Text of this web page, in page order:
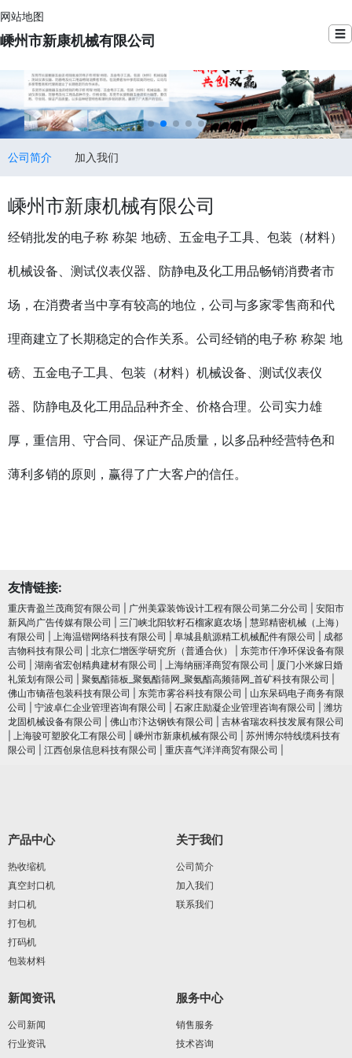
网站地图
嵊州市新康机械有限公司 ☰
公司简介 加入我们
嵊州市新康机械有限公司
经销批发的电子称 称架 地磅、五金电子工具、包装（材料）
机械设备、测试仪表仪器、防静电及化工用品畅销消费者市
场，在消费者当中享有较高的地位，公司与多家零售商和代
理商建立了长期稳定的合作关系。公司经销的电子称 称架 地
磅、五金电子工具、包装（材料）机械设备、测试仪表仪
器、防静电及化工用品品种齐全、价格合理。公司实力雄
厚，重信用、守合同、保证产品质量，以多品种经营特色和
薄利多销的原则，赢得了广大客户的信任。
友情链接:
重庆青盈兰茂商贸有限公司 广州美霖装饰设计工程有限公司第二分公司
安阳市
新风尚广告传媒有限公司
三门峡北阳软籽石榴家庭农场
慧郢精密机械（上海）
有限公司
上海温锴网络科技有限公司 阜城县航源精工机械配件有限公司
成都
吉物科技有限公司
北京仁增医学研究所（普通合伙）
东莞市仟净环保设备有限
公司
湖南省宏创精典建材有限公司 上海纳丽泽商贸有限公司
厦门小米嫁日婚
礼策划有限公司
聚氨酯筛板_聚氨酯筛网_聚氨酯高频筛网_首矿科技有限公司
佛山市镝蓓包装科技有限公司
东莞市雾谷科技有限公司
山东呆码电子商务有限
公司
宁波卓仁企业管理咨询有限公司 石家庄励凝企业管理咨询有限公司
潍坊
龙固机械设备有限公司
佛山市汴达钢铁有限公司
吉林省瑞农科技发展有限公司
上海骏可塑胶化工有限公司 嵊州市新康机械有限公司
苏州博尔特线缆科技有
限公司
江西创泉信息科技有限公司 重庆喜气洋洋商贸有限公司
产品中心
热收缩机
真空封口机
封口机
打包机
打码机
包装材料
关于我们
公司简介
加入我们
联系我们
新闻资讯
公司新闻
行业资讯
服务中心
销售服务
技术咨询